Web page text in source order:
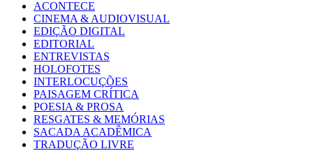
ACONTECE
CINEMA & AUDIOVISUAL
EDIÇÃO DIGITAL
EDITORIAL
ENTREVISTAS
HOLOFOTES
INTERLOCUÇÕES
PAISAGEM CRÍTICA
POESIA & PROSA
RESGATES & MEMÓRIAS
SACADA ACADÊMICA
TRADUÇÃO LIVRE